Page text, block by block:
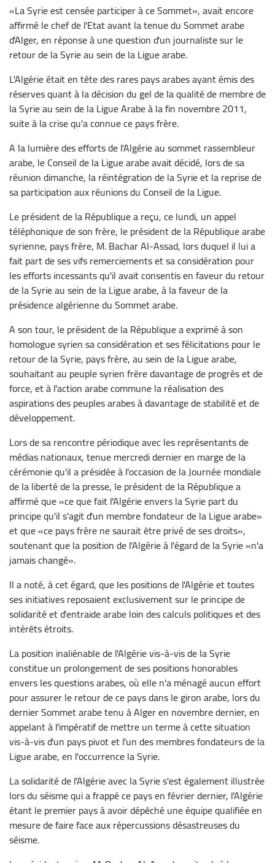
«La Syrie est censée participer à ce Sommet», avait encore
affirmé le chef de l'Etat avant la tenue du Sommet arabe
d'Alger, en réponse à une question d'un journaliste sur le
retour de la Syrie au sein de la Ligue arabe.
L'Algérie était en tête des rares pays arabes ayant émis des
réserves quant à la décision du gel de la qualité de membre de
la Syrie au sein de la Ligue Arabe à la fin novembre 2011,
suite à la crise qu'a connue ce pays frère.
A la lumière des efforts de l'Algérie au sommet rassembleur
arabe, le Conseil de la Ligue arabe avait décidé, lors de sa
réunion dimanche, la réintégration de la Syrie et la reprise de
sa participation aux réunions du Conseil de la Ligue.
Le président de la République a reçu, ce lundi, un appel
téléphonique de son frère, le président de la République arabe
syrienne, pays frère, M. Bachar Al-Assad, lors duquel il lui a
fait part de ses vifs remerciements et sa considération pour
les efforts incessants qu'il avait consentis en faveur du retour
de la Syrie au sein de la Ligue arabe, à la faveur de la
présidence algérienne du Sommet arabe.
A son tour, le président de la République a exprimé à son
homologue syrien sa considération et ses félicitations pour le
retour de la Syrie, pays frère, au sein de la Ligue arabe,
souhaitant au peuple syrien frère davantage de progrès et de
force, et à l'action arabe commune la réalisation des
aspirations des peuples arabes à davantage de stabilité et de
développement.
Lors de sa rencontre périodique avec les représentants de
médias nationaux, tenue mercredi dernier en marge de la
cérémonie qu'il a présidée à l'occasion de la Journée mondiale
de la liberté de la presse, le président de la République a
affirmé que «ce que fait l'Algérie envers la Syrie part du
principe qu'il s'agit d'un membre fondateur de la Ligue arabe»
et que «ce pays frère ne saurait être privé de ses droits»,
soutenant que la position de l'Algérie à l'égard de la Syrie «n'a
jamais changé».
Il a noté, à cet égard, que les positions de l'Algérie et toutes
ses initiatives reposaient exclusivement sur le principe de
solidarité et d'entraide arabe loin des calculs politiques et des
intérêts étroits.
La position inaliénable de l'Algérie vis-à-vis de la Syrie
constitue un prolongement de ses positions honorables
envers les questions arabes, où elle n'a ménagé aucun effort
pour assurer le retour de ce pays dans le giron arabe, lors du
dernier Sommet arabe tenu à Alger en novembre dernier, en
appelant à l'impératif de mettre un terme à cette situation
vis-à-vis d'un pays pivot et l'un des membres fondateurs de la
Ligue arabe, en l'occurrence la Syrie.
La solidarité de l'Algérie avec la Syrie s'est également illustrée
lors du séisme qui a frappé ce pays en février dernier, l'Algérie
étant le premier pays à avoir dépêché une équipe qualifiée en
mesure de faire face aux répercussions désastreuses du
séisme.